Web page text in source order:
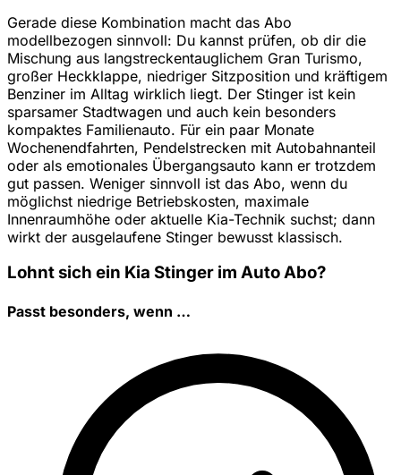
Gerade diese Kombination macht das Abo
modellbezogen sinnvoll: Du kannst prüfen, ob dir die
Mischung aus langstreckentauglichem Gran Turismo,
großer Heckklappe, niedriger Sitzposition und kräftigem
Benziner im Alltag wirklich liegt. Der Stinger ist kein
sparsamer Stadtwagen und auch kein besonders
kompaktes Familienauto. Für ein paar Monate
Wochenendfahrten, Pendelstrecken mit Autobahnanteil
oder als emotionales Übergangsauto kann er trotzdem
gut passen. Weniger sinnvoll ist das Abo, wenn du
möglichst niedrige Betriebskosten, maximale
Innenraumhöhe oder aktuelle Kia-Technik suchst; dann
wirkt der ausgelaufene Stinger bewusst klassisch.
Lohnt sich ein Kia Stinger im Auto Abo?
Passt besonders, wenn …